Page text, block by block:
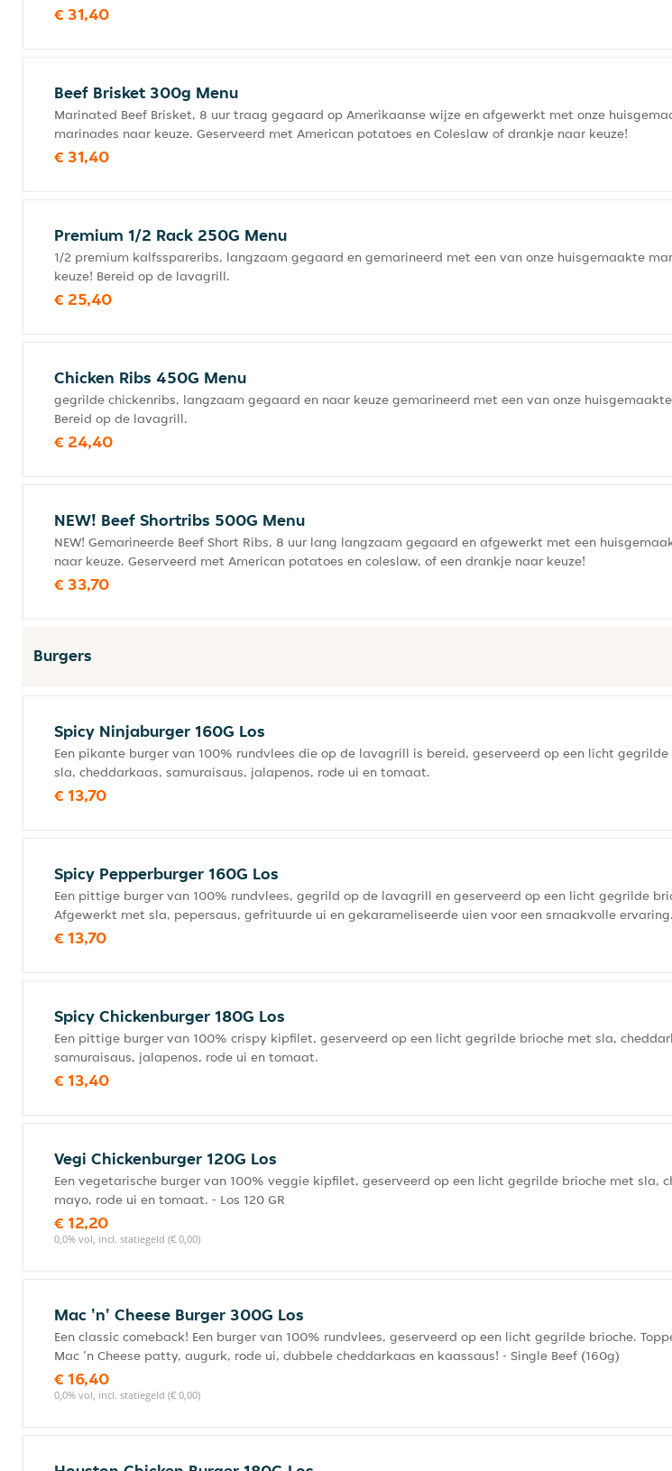
€ 31,40
Beef Brisket 300g Menu
Marinated Beef Brisket, 8 uur traag gegaard op Amerikaanse wijze en afgewerkt met onze
marinades naar keuze. Geserveerd met American potatoes en Coleslaw of drankje naar keuze!
€ 31,40
Premium 1/2 Rack 250G Menu
1/2 premium kalfsspareribs, langzaam gegaard en gemarineerd met een van onze huisgemaakte
keuze! Bereid op de lavagrill.
€ 25,40
Chicken Ribs 450G Menu
gegrilde chickenribs, langzaam gegaard en naar keuze gemarineerd met een van onze
Bereid op de lavagrill.
€ 24,40
NEW! Beef Shortribs 500G Menu
NEW! Gemarineerde Beef Short Ribs, 8 uur lang langzaam gegaard en afgewerkt met een
naar keuze. Geserveerd met American potatoes en coleslaw, of een drankje naar keuze!
€ 33,70
Burgers
Spicy Ninjaburger 160G Los
Een pikante burger van 100% rundvlees die op de lavagrill is bereid, geserveerd op een licht
sla, cheddarkaas, samuraisaus, jalapenos, rode ui en tomaat.
€ 13,70
Spicy Pepperburger 160G Los
Een pittige burger van 100% rundvlees, gegrild op de lavagrill en geserveerd op een licht gegrilde
Afgewerkt met sla, pepersaus, gefrituurde ui en gekarameliseerde uien voor een smaakvolle ervaring.
€ 13,70
Spicy Chickenburger 180G Los
Een pittige burger van 100% crispy kipfilet, geserveerd op een licht gegrilde brioche met sla,
samuraisaus, jalapenos, rode ui en tomaat.
€ 13,40
Vegi Chickenburger 120G Los
Een vegetarische burger van 100% veggie kipfilet, geserveerd op een licht gegrilde brioche met sla,
mayo, rode ui en tomaat. - Los 120 GR
€ 12,20
0,0% vol, incl. statiegeld (€ 0,00)
Mac 'n' Cheese Burger 300G Los
Een classic comeback! Een burger van 100% rundvlees, geserveerd op een licht gegrilde brioche.
Mac ’n Cheese patty, augurk, rode ui, dubbele cheddarkaas en kaassaus! - Single Beef (160g)
€ 16,40
0,0% vol, incl. statiegeld (€ 0,00)